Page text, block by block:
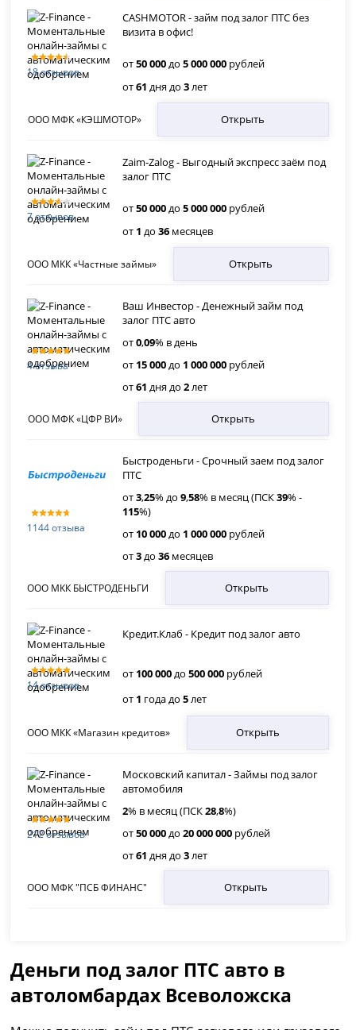
18 отзывов
CASHMOTOR - займ под залог ПТС без
визита в офис!
от50 000до5 000 000 рублей
от61 дня до3лет
ООО МФК «КЭШМОТОР» Открыть
7 отзывов
Zaim-Zalog - Выгодный экспресс заём под
залог ПТС
от50 000до5 000 000 рублей
от 1 до36 месяцев
ООО МКК «Частные займы» Открыть
4 отзыва
Ваш Инвестор - Денежный займ под
залог ПТС авто
от0,09% в день
от 15 000до 1 000 000 рублей
от61 дня до2лет
ООО МФК «ЦФР ВИ» Открыть
1144 отзыва
Быстроденьги - Срочный заем под залог
ПТС
от3,25% до9,58% в месяц (ПСК39% -
115%)
от 10 000до 1 000 000 рублей
от3до36 месяцев
ООО МКК БЫСТРОДЕНЬГИ Открыть
14 отзывов
Кредит.Клаб - Кредит под залог авто
от 100 000до500 000 рублей
от 1 года до5лет
ООО МКК «Магазин кредитов» Открыть
212 отзывов
Московский капитал - Займы под залог
автомобиля
2% в месяц (ПСК28,8%)
от50 000до20 000 000 рублей
от61 дня до3лет
ООО МФК "ПСБ ФИНАНС" Открыть
Деньги под залог ПТС авто в
автоломбардах Всеволожска